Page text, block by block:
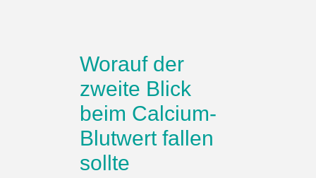
Worauf der
zweite Blick
beim Calcium-
Blutwert fallen
sollte